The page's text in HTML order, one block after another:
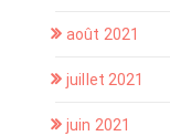
août 2021
juillet 2021
juin 2021